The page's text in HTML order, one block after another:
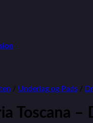
/ Underlag og Pads /
Toscana –